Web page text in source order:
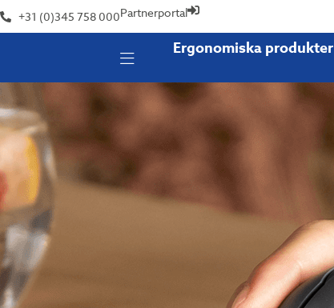
+31 (0)345 758 000Partnerportal
Ergonomiska produkter